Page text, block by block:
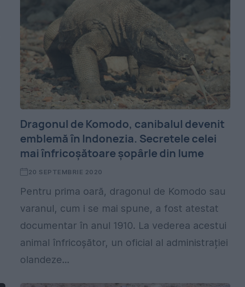
Dragonul de Komodo, canibalul devenit
emblemă în Indonezia. Secretele celei
mai înfricoșătoare șopârle din lume
20 SEPTEMBRIE 2020
Pentru prima oară, dragonul de Komodo sau
varanul, cum i se mai spune, a fost atestat
documentar în anul 1910. La vederea acestui
animal înfricoșător, un oficial al administrației
olandeze...